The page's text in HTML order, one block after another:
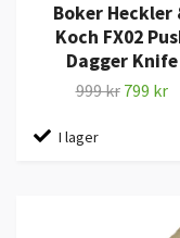
Boker Heckler
Koch FX02
Dagger Knife
999 kr 799 kr
I lager